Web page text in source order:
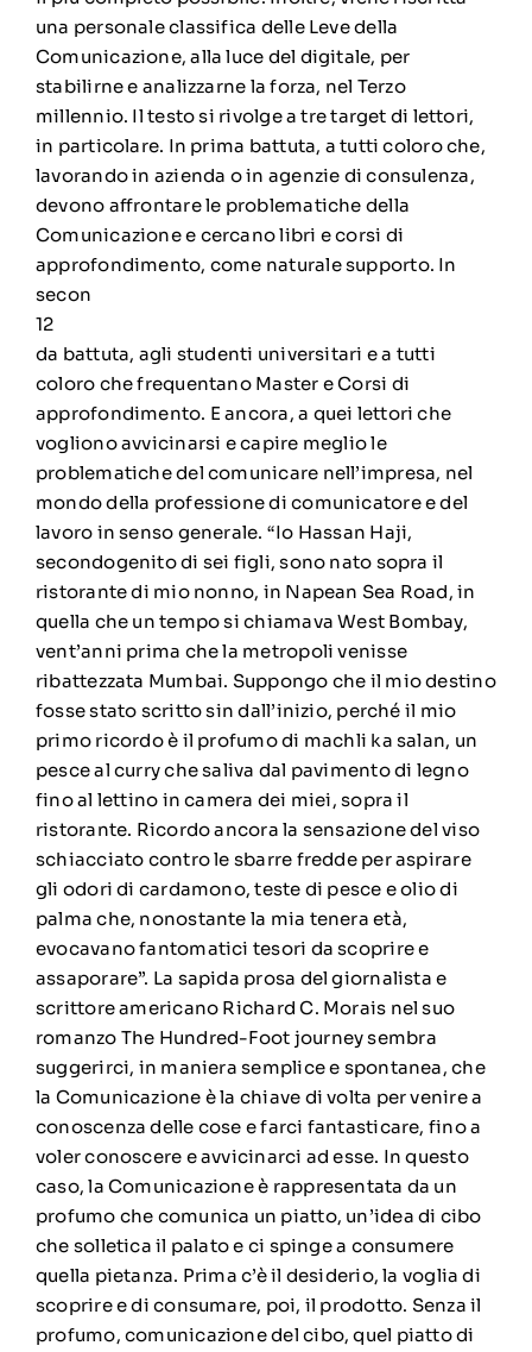
una personale classifica delle Leve della
Comunicazione, alla luce del digitale, per
stabilirne e analizzarne la forza, nel Terzo
millennio. Il testo si rivolge a tre target di lettori,
in particolare. In prima battuta, a tutti coloro che,
lavorando in azienda o in agenzie di consulenza,
devono affrontare le problematiche della
Comunicazione e cercano libri e corsi di
approfondimento, come naturale supporto. In
secon
12
da battuta, agli studenti universitari e a tutti
coloro che frequentano Master e Corsi di
approfondimento. E ancora, a quei lettori che
vogliono avvicinarsi e capire meglio le
problematiche del comunicare nell’impresa, nel
mondo della professione di comunicatore e del
lavoro in senso generale. “Io Hassan Haji,
secondogenito di sei figli, sono nato sopra il
ristorante di mio nonno, in Napean Sea Road, in
quella che un tempo si chiamava West Bombay,
vent’anni prima che la metropoli venisse
ribattezzata Mumbai. Suppongo che il mio destino
fosse stato scritto sin dall’inizio, perché il mio
primo ricordo è il profumo di machli ka salan, un
pesce al curry che saliva dal pavimento di legno
fino al lettino in camera dei miei, sopra il
ristorante. Ricordo ancora la sensazione del viso
schiacciato contro le sbarre fredde per aspirare
gli odori di cardamono, teste di pesce e olio di
palma che, nonostante la mia tenera età,
evocavano fantomatici tesori da scoprire e
assaporare”. La sapida prosa del giornalista e
scrittore americano Richard C. Morais nel suo
romanzo The Hundred-Foot journey sembra
suggerirci, in maniera semplice e spontanea, che
la Comunicazione è la chiave di volta per venire a
conoscenza delle cose e farci fantasticare, fino a
voler conoscere e avvicinarci ad esse. In questo
caso, la Comunicazione è rappresentata da un
profumo che comunica un piatto, un’idea di cibo
che solletica il palato e ci spinge a consumere
quella pietanza. Prima c’è il desiderio, la voglia di
scoprire e di consumare, poi, il prodotto. Senza il
profumo, comunicazione del cibo, quel piatto di